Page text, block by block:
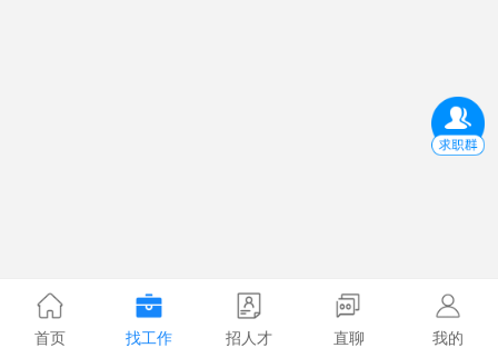
首页 找工作 招人才 直聊 我的